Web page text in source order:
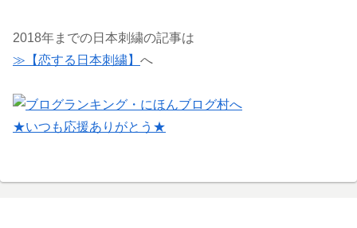
2018年までの日本刺繍の記事は
≫【恋する日本刺繍】 へ
★いつも応援ありがとう★